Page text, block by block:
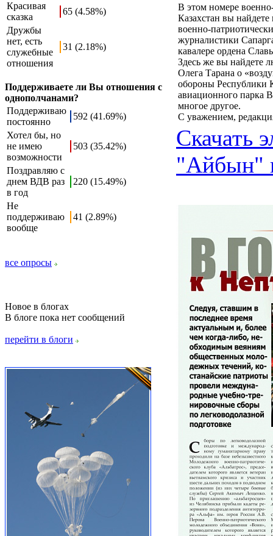
Красивая
сказка
65 (4.58%)
Дружбы
нет, есть
служебные
отношения
31 (2.18%)
Поддерживаете ли Вы отношения с
однополчанами?
Поддерживаю
постоянно
592 (41.69%)
Хотел бы, но
не имею
возможности
503 (35.42%)
Поздравляю с
днем ВДВ раз
в год
220 (15.49%)
Не
поддерживаю
вообще
41 (2.89%)
все опросы
Новое в блогах
В блоге пока нет сообщений
перейти в блоги
В этом номере
Казахстан вы
военно-
журналистики
кавалере ордена
Здесь же вы найдете
Олега Тарана о
обороны Республики
авиационного парка
многое другое.
С уважением,
Скачать
"Айбын"